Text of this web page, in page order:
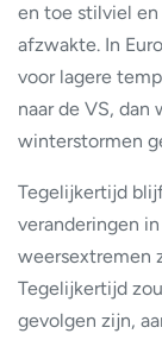
en toe stilviel
afzwakte. In
voor lagere
naar de VS,
winterstormen
Tegelijkertijd
veranderingen
weersextremen
Tegelijkertijd
gevolgen zijn,